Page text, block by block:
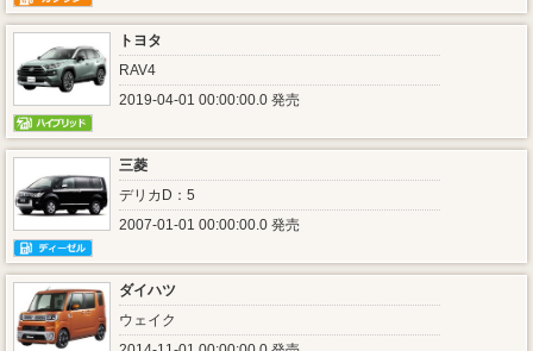
トヨタ
RAV4
2019-04-01 00:00:00.0 発売
三菱
デリカD：5
2007-01-01 00:00:00.0 発売
ダイハツ
ウェイク